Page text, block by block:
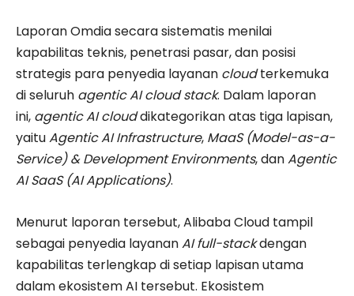
Laporan Omdia secara sistematis menilai
kapabilitas teknis, penetrasi pasar, dan posisi
strategis para penyedia layanan cloudterkemuka
di seluruh agentic AI cloud stack. Dalam laporan
ini, agentic AI clouddikategorikan atas tiga lapisan,
yaituAgentic AI Infrastructure, MaaS (Model-as-a-
Service) & Development Environments, danAgentic
AI SaaS (AI Applications).
Menurut laporan tersebut, Alibaba Cloud tampil
sebagai penyedia layananAI full-stackdengan
kapabilitas terlengkap di setiap lapisan utama
dalam ekosistem AI tersebut. Ekosistem